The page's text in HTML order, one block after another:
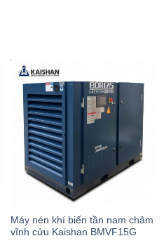
Máy nén khí biến tần nam châm
vĩnh cửu Kaishan BMVF15G